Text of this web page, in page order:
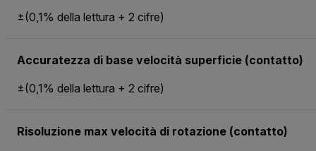
±(0,1% della lettura + 2 cifre)
Accuratezza di base velocità superficie (contatto)
±(0,1% della lettura + 2 cifre)
Risoluzione max velocità di rotazione (contatto)